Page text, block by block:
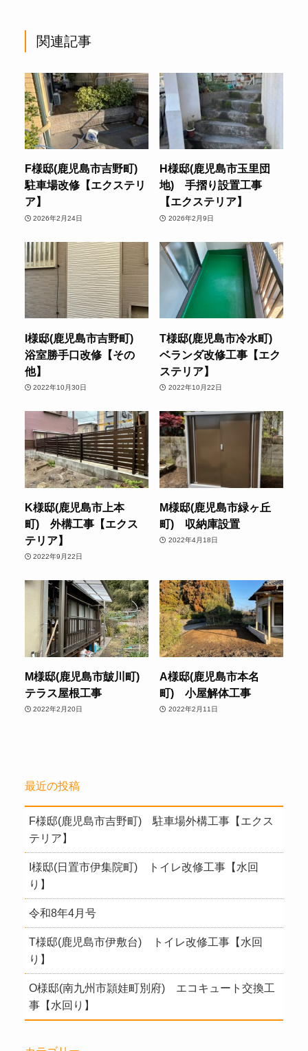
関連記事
F様邸(鹿児島市吉野町)
駐車場改修【エクステリ
ア】
2026年2月24日
H様邸(鹿児島市玉里団
地) 手摺り設置工事
【エクステリア】
2026年2月9日
I様邸(鹿児島市吉野町)
浴室勝手口改修【その
他】
2022年10月30日
T様邸(鹿児島市冷水町)
ベランダ改修工事【エク
ステリア】
2022年10月22日
K様邸(鹿児島市上本
町) 外構工事【エクス
テリア】
2022年9月22日
M様邸(鹿児島市緑ヶ丘
町) 収納庫設置
2022年4月18日
M様邸(鹿児島市皷川町)
テラス屋根工事
2022年2月20日
A様邸(鹿児島市本名
町) 小屋解体工事
2022年2月11日
最近の投稿
F様邸(鹿児島市吉野町) 駐車場外構工事【エクス
テリア】
I様邸(日置市伊集院町) トイレ改修工事【水回
り】
令和8年4月号
T様邸(鹿児島市伊敷台) トイレ改修工事【水回
り】
O様邸(南九州市頴娃町別府) エコキュート交換工
事【水回り】